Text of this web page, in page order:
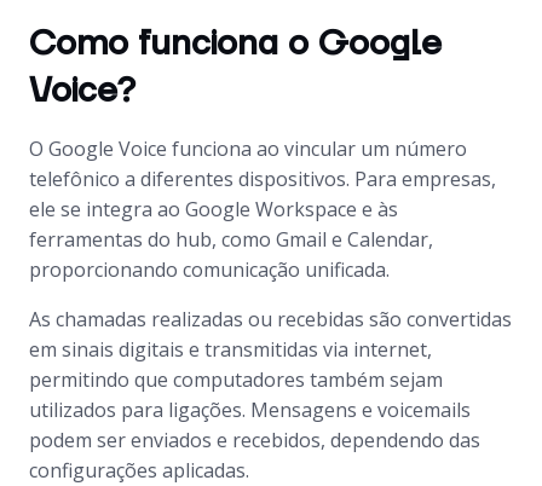
Como funciona o Google
Voice?
O Google Voice funciona ao vincular um número
telefônico a diferentes dispositivos. Para empresas,
ele se integra ao Google Workspace e às
ferramentas do hub, como Gmail e Calendar,
proporcionando comunicação unificada.
As chamadas realizadas ou recebidas são convertidas
em sinais digitais e transmitidas via internet,
permitindo que computadores também sejam
utilizados para ligações. Mensagens e voicemails
podem ser enviados e recebidos, dependendo das
configurações aplicadas.